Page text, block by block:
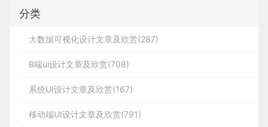
分类
大数据可视化设计文章及欣赏(287)
B端ui设计文章及欣赏(708)
系统UI设计文章及欣赏(167)
移动端UI设计文章及欣赏(791)